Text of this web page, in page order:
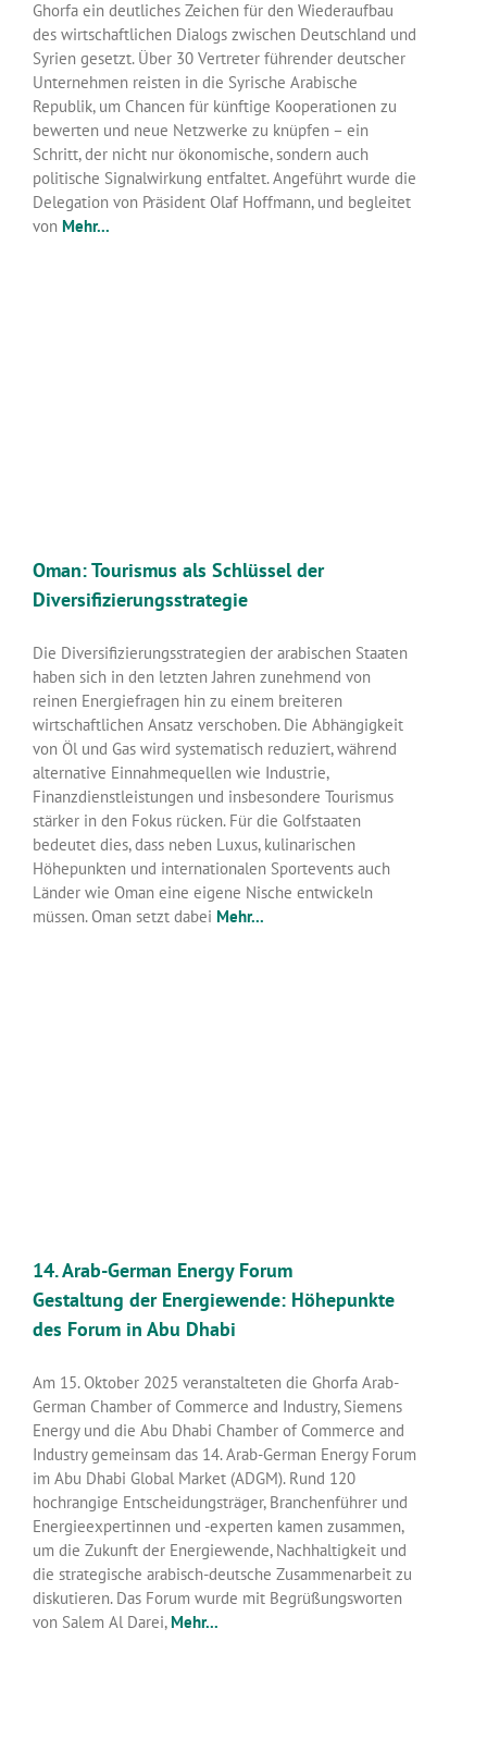
Ghorfa ein deutliches Zeichen für den Wiederaufbau
des wirtschaftlichen Dialogs zwischen Deutschland und
Syrien gesetzt. Über 30 Vertreter führender deutscher
Unternehmen reisten in die Syrische Arabische
Republik, um Chancen für künftige Kooperationen zu
bewerten und neue Netzwerke zu knüpfen – ein
Schritt, der nicht nur ökonomische, sondern auch
politische Signalwirkung entfaltet. Angeführt wurde die
Delegation von Präsident Olaf Hoffmann, und begleitet
von Mehr...
Oman: Tourismus als Schlüssel der
Diversifizierungsstrategie
Die Diversifizierungsstrategien der arabischen Staaten
haben sich in den letzten Jahren zunehmend von
reinen Energiefragen hin zu einem breiteren
wirtschaftlichen Ansatz verschoben. Die Abhängigkeit
von Öl und Gas wird systematisch reduziert, während
alternative Einnahmequellen wie Industrie,
Finanzdienstleistungen und insbesondere Tourismus
stärker in den Fokus rücken. Für die Golfstaaten
bedeutet dies, dass neben Luxus, kulinarischen
Höhepunkten und internationalen Sportevents auch
Länder wie Oman eine eigene Nische entwickeln
müssen. Oman setzt dabei Mehr...
14. Arab-German Energy Forum
Gestaltung der Energiewende: Höhepunkte
des Forum in Abu Dhabi
Am 15. Oktober 2025 veranstalteten die Ghorfa Arab-
German Chamber of Commerce and Industry, Siemens
Energy und die Abu Dhabi Chamber of Commerce and
Industry gemeinsam das 14. Arab-German Energy Forum
im Abu Dhabi Global Market (ADGM). Rund 120
hochrangige Entscheidungsträger, Branchenführer und
Energieexpertinnen und -experten kamen zusammen,
um die Zukunft der Energiewende, Nachhaltigkeit und
die strategische arabisch-deutsche Zusammenarbeit zu
diskutieren. Das Forum wurde mit Begrüßungsworten
von Salem Al Darei, Mehr...